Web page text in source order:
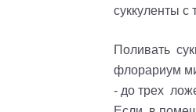
суккуленты
Поливать
флорариум
- до трех